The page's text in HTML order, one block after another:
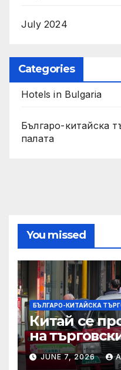
July 2024
Categories
Hotels in Bulgaria
Българо-китайска
палата
You missed
БЪЛГАРО-КИТАЙСКА
Китай се
на
САЩ във
JUNE 7, 2026